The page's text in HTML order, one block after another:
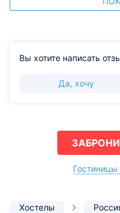
Вы хотите написать
Да, хочу
Хостелы